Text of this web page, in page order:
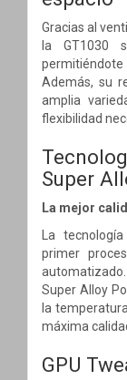
Gracias al
la GT1030
Además, su
amplia
flexibilidad
Super
La mejor
La
primer
Super Alloy
la
máxima
GPU